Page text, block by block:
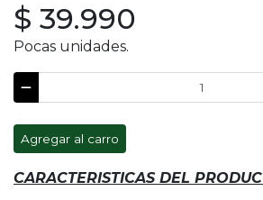
$ 39.990
Pocas unidades.
Agregar al carro
CARACTERISTICAS DEL